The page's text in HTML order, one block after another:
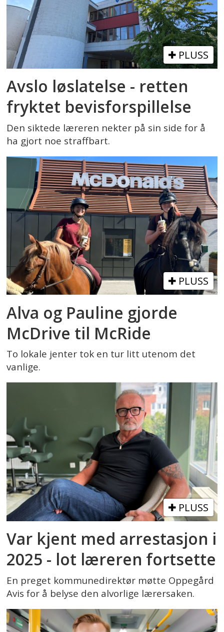
PLUSS
Avslo løslatelse - retten
fryktet bevisforspillelse
Den siktede læreren nekter på sin side for å
ha gjort noe straffbart.
PLUSS
Alva og Pauline gjorde
McDrive til McRide
To lokale jenter tok en tur litt utenom det
vanlige.
PLUSS
Var kjent med arrestasjon i
2025 - lot læreren fortsette
En preget kommunedirektør møtte Oppegård
Avis for å belyse den alvorlige lærersaken.